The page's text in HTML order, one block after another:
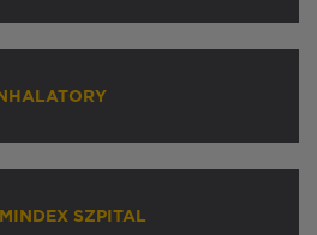
SZPITAL